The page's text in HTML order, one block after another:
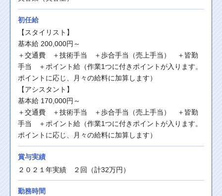
初任給
【スタイリスト】
基本給 200,000円～
＋交通費　＋技術手当　＋歩合手当（売上手当）　＋皆勤
手当　＋ポイント給（作業1つに付きポイントが入ります。
ポイントに応じ、月々の給料に加算します）
【アシスタント】
基本給 170,000円～
＋交通費　＋技術手当　＋歩合手当（売上手当）　＋皆勤
手当　＋ポイント給（作業1つに付きポイントが入ります。
ポイントに応じ、月々の給料に加算します）
賞与実績
２０２１年実績　２回（計32万円）
勤務時間